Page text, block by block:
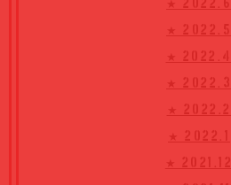
★ 2022.6
★ 2022.5
★ 2022.4
★ 2022.3
★ 2022.2
★ 2022.1
★ 2021.12